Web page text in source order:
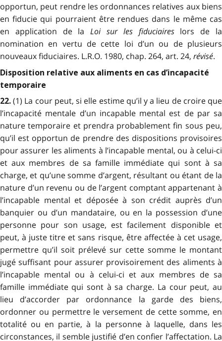
opportun, peut rendre les ordonnances relatives aux biens
en fiducie qui pourraient être rendues dans le même cas
en application de laLoi sur les fiduciaireslors de la
nomination en vertu de cette loi d’un ou de plusieurs
nouveaux fiduciaires. L.R.O. 1980, chap. 264, art. 24, révisé.
Disposition relative aux aliments en cas d’incapacité
temporaire
22.(1) La cour peut, si elle estime qu’il y a lieu de croire que
l’incapacité mentale d’un incapable mental est de par sa
nature temporaire et prendra probablement fin sous peu,
qu’il est opportun de prendre des dispositions provisoires
pour assurer les aliments à l’incapable mental, ou à celui-ci
et aux membres de sa famille immédiate qui sont à sa
charge, et qu’une somme d’argent, résultant ou étant de la
nature d’un revenu ou de l’argent comptant appartenant à
l’incapable mental et déposée à son crédit auprès d’un
banquier ou d’un mandataire, ou en la possession d’une
personne pour son usage, est facilement disponible et
peut, à juste titre et sans risque, être affectée à cet usage,
permettre qu’il soit prélevé sur cette somme le montant
jugé suffisant pour assurer provisoirement des aliments à
l’incapable mental ou à celui-ci et aux membres de sa
famille immédiate qui sont à sa charge. La cour peut, au
lieu d’accorder par ordonnance la garde des biens,
ordonner ou permettre le versement de cette somme, en
totalité ou en partie, à la personne à laquelle, dans les
circonstances, il semble justifié d’en confier l’affectation. La